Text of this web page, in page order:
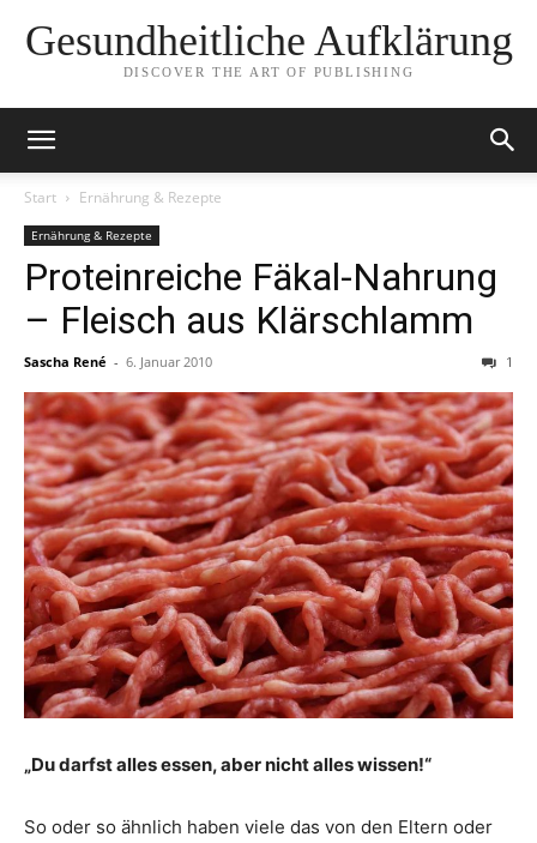
Gesundheitliche Aufklärung
DISCOVER THE ART OF PUBLISHING
Start Ernährung & Rezepte
Ernährung & Rezepte
Proteinreiche Fäkal-Nahrung
– Fleisch aus Klärschlamm
Sascha René - 6. Januar 2010 1
„Du darfst alles essen, aber nicht alles wissen!“
So oder so ähnlich haben viele das von den Eltern oder